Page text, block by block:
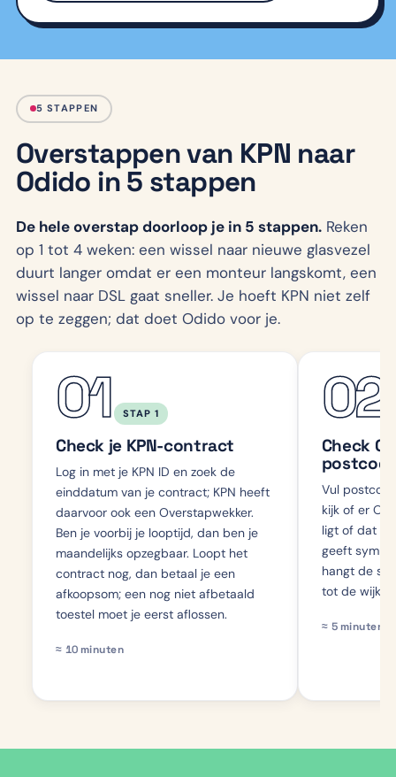
5 STAPPEN
Overstappen van KPN naar
Odido in 5 stappen
De hele overstap doorloop je in 5 stappen. Reken
op 1 tot 4 weken: een wissel naar nieuwe glasvezel
duurt langer omdat er een monteur langskomt, een
wissel naar DSL gaat sneller. Je hoeft KPN niet zelf
op te zeggen; dat doet Odido voor je.
01 STAP 1
Check je KPN-contract
Log in met je KPN ID en zoek de
einddatum van je contract; KPN heeft
daarvoor ook een Overstapwekker.
Ben je voorbij je looptijd, dan ben je
maandelijks opzegbaar. Loopt het
contract nog, dan betaal je een
afkoopsom; een nog niet afbetaald
toestel moet je eerst aflossen.
≈ 10minuten
02
Check
Vul
kijk of er
ligt of dat
geeft
hangt de
tot de
≈ 5minuten